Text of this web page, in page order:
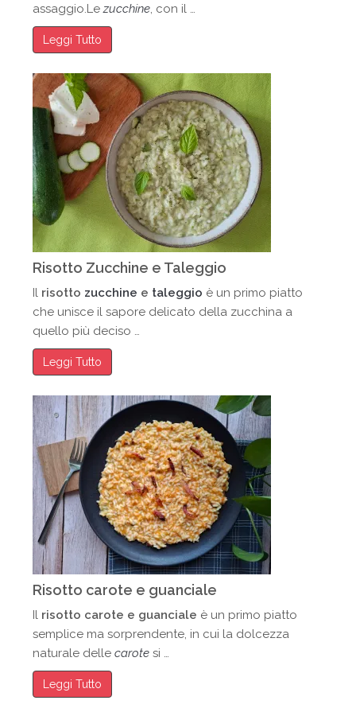
assaggio.Lezucchine, con il …
Leggi Tutto
Risotto Zucchine e Taleggio
Il risotto zucchine e taleggio è un primo piatto
che unisce il sapore delicato della zucchina a
quello più deciso …
Leggi Tutto
Risotto carote e guanciale
Il risotto carote e guanciale è un primo piatto
semplice ma sorprendente, in cui la dolcezza
naturale dellecarote si …
Leggi Tutto